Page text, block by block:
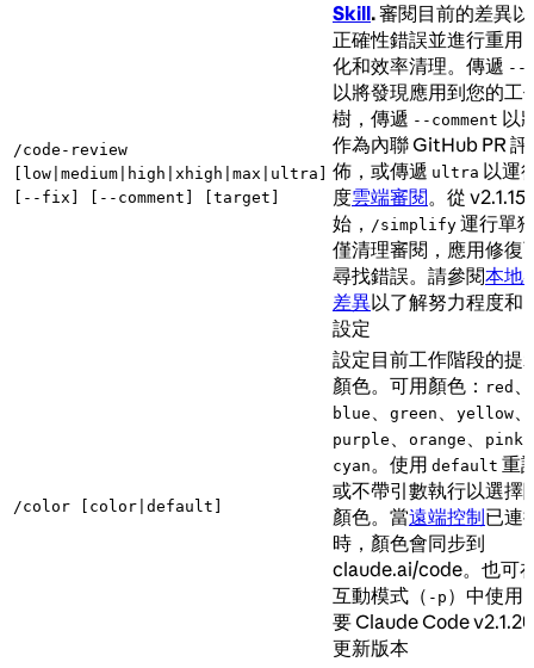
/code-review
[low|medium|high|xhigh|max|ultra]
[--fix] [--comment] [target]
Skill.審閱目前的差異
正確性錯誤並進行重用
化和效率清理。傳遞 --
以將發現應用到您的工
樹，傳遞 --comment 以
作為內聯 GitHub PR 評
佈，或傳遞 ultra 以運
度雲端審閱。從
始， /simplify 運行單
僅清理審閱，應用修復
尋找錯誤。請參閱本地
差異以了解努力程度和
設定
/color [color|default]
設定目前工作階段的提
顏色。可用顏色： red 、
blue 、 green 、 yellow、
purple 、 orange 、 pink
cyan。使用 default 重
或不帶引數執行以選擇
顏色。當遠端控制已連
時，顏色會同步到
claude.ai/code。也可
互動模式（ -p ）中使用
要 Claude Code
更新版本